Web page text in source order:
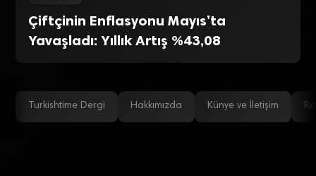
Çiftçinin Enflasyonu Mayıs’ta
Yavaşladı: Yıllık Artış %43,08
Turkishtime Dergi Hakkımızda Künye ve İletişim